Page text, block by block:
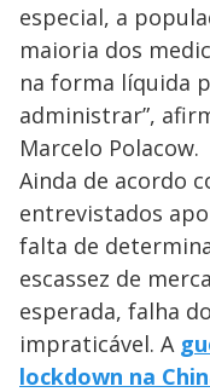
especial, a
maioria dos
na forma líquida
administrar”,
Marcelo Polacow.
Ainda de acordo
entrevistados
falta de
escassez de
esperada, falha
impraticável. A
lockdown na